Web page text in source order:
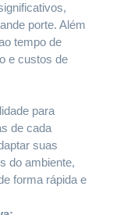
porte. Além
tempo de
e custos de
para
de cada
suas
do ambiente,
forma rápida e